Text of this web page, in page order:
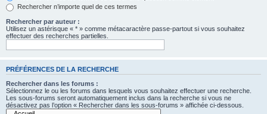
Rechercher n’importe quel de ces termes
Rechercher par auteur :
Utilisez un astérisque « * » comme métacaractère passe-partout si vous souhaitez
effectuer des recherches partielles.
PRÉFÉRENCES DE LA RECHERCHE
Rechercher dans les forums :
Sélectionnez le ou les forums dans lesquels vous souhaitez effectuer une recherche.
Les sous-forums seront automatiquement inclus dans la recherche si vous ne
désactivez pas l’option « Rechercher dans les sous-forums » affichée ci-dessous.